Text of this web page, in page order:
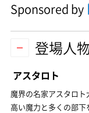
Sponsored by
登場人
アスタロト
魔界の名家アスタロト
高い魔力と多くの部